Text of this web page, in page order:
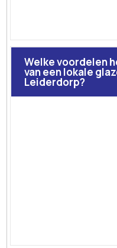
Welke voordelen
van een lokale
Leiderdorp?